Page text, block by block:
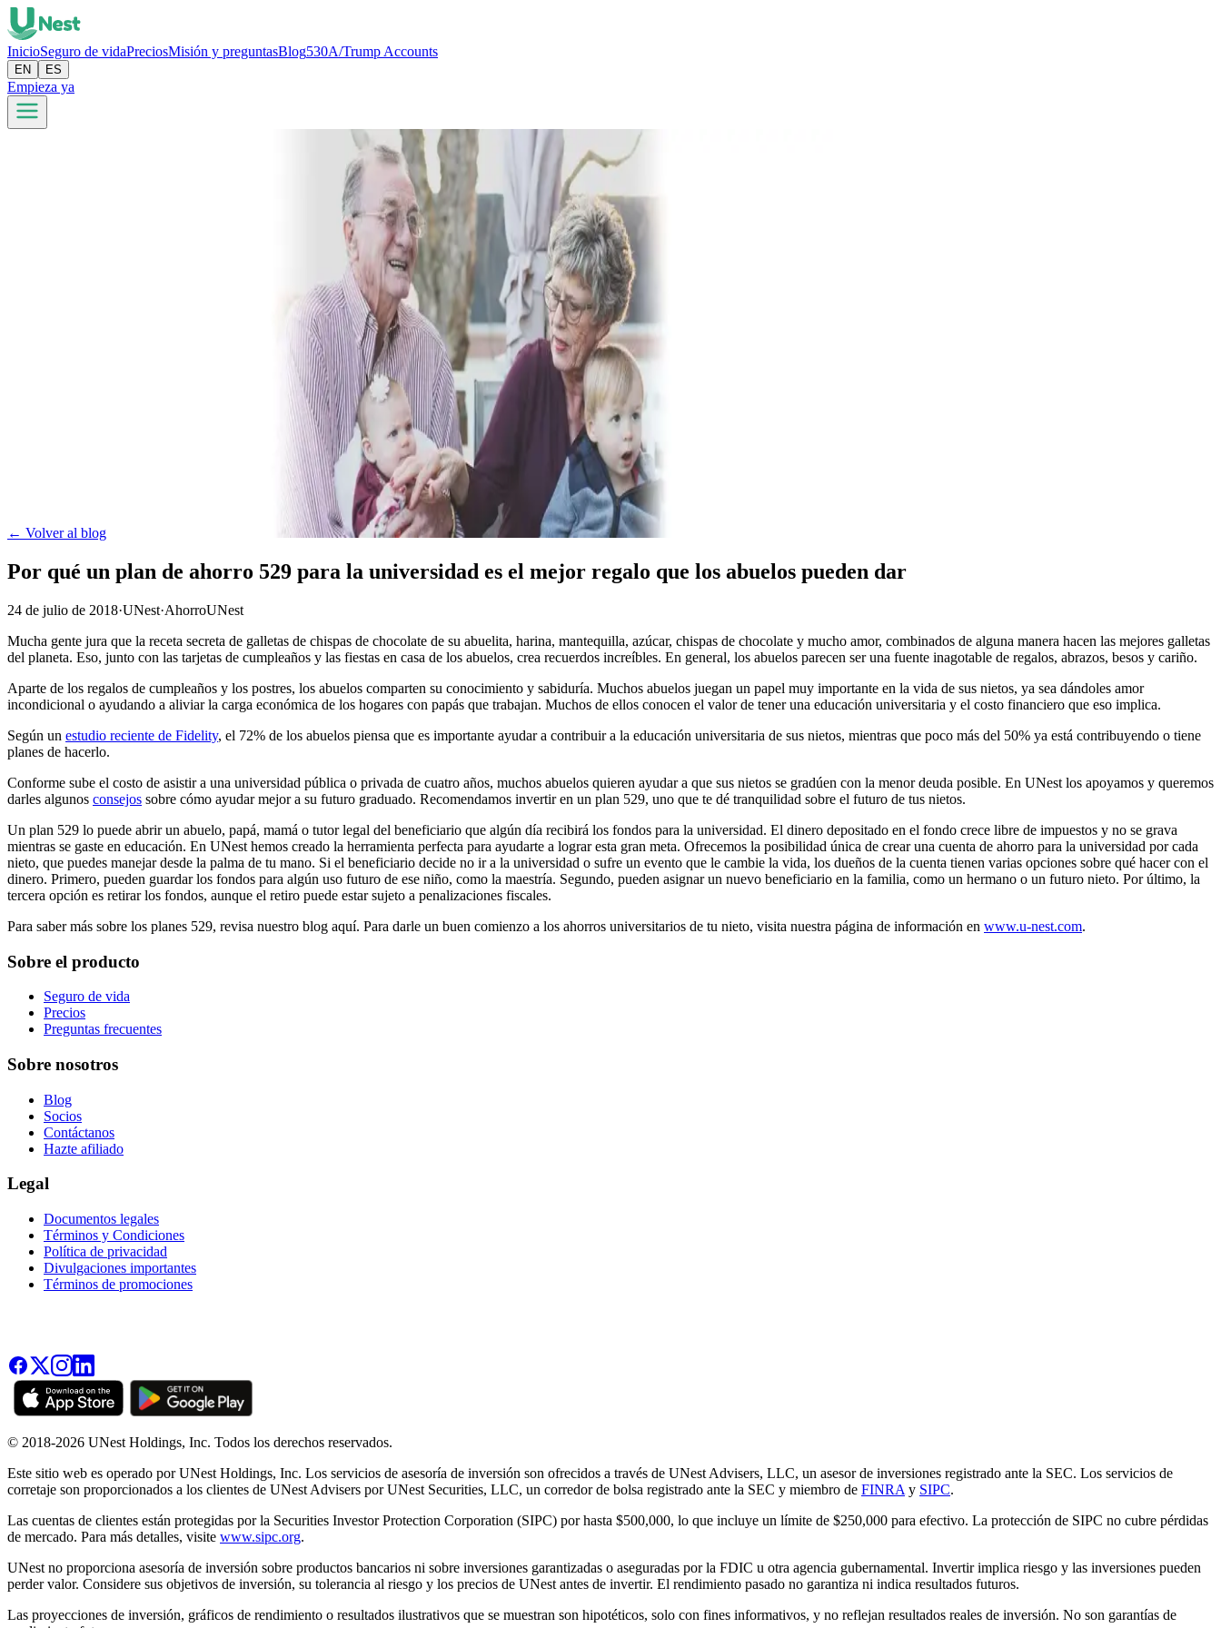
InicioSeguro de vidaPreciosMisión y preguntasBlog530A/Trump Accounts
EN ES
Empieza ya
← Volver al blog
Por qué un plan de ahorro 529 para la universidad es el mejor regalo que los abuelos pueden dar
24 de julio de 2018·UNest·AhorroUNest
Mucha gente jura que la receta secreta de galletas de chispas de chocolate de su abuelita, harina, mantequilla, azúcar, chispas de chocolate y mucho amor, combinados de alguna manera hacen las mejores galletas
del planeta. Eso, junto con las tarjetas de cumpleaños y las fiestas en casa de los abuelos, crea recuerdos increíbles. En general, los abuelos parecen ser una fuente inagotable de regalos, abrazos, besos y cariño.
Aparte de los regalos de cumpleaños y los postres, los abuelos comparten su conocimiento y sabiduría. Muchos abuelos juegan un papel muy importante en la vida de sus nietos, ya sea dándoles amor
incondicional o ayudando a aliviar la carga económica de los hogares con papás que trabajan. Muchos de ellos conocen el valor de tener una educación universitaria y el costo financiero que eso implica.
Según un estudio reciente de Fidelity, el 72% de los abuelos piensa que es importante ayudar a contribuir a la educación universitaria de sus nietos, mientras que poco más del 50% ya está contribuyendo o tiene
planes de hacerlo.
Conforme sube el costo de asistir a una universidad pública o privada de cuatro años, muchos abuelos quieren ayudar a que sus nietos se gradúen con la menor deuda posible. En UNest los apoyamos y queremos
darles algunos consejos sobre cómo ayudar mejor a su futuro graduado. Recomendamos invertir en un plan 529, uno que te dé tranquilidad sobre el futuro de tus nietos.
Un plan 529 lo puede abrir un abuelo, papá, mamá o tutor legal del beneficiario que algún día recibirá los fondos para la universidad. El dinero depositado en el fondo crece libre de impuestos y no se grava
mientras se gaste en educación. En UNest hemos creado la herramienta perfecta para ayudarte a lograr esta gran meta. Ofrecemos la posibilidad única de crear una cuenta de ahorro para la universidad por cada
nieto, que puedes manejar desde la palma de tu mano. Si el beneficiario decide no ir a la universidad o sufre un evento que le cambie la vida, los dueños de la cuenta tienen varias opciones sobre qué hacer con el
dinero. Primero, pueden guardar los fondos para algún uso futuro de ese niño, como la maestría. Segundo, pueden asignar un nuevo beneficiario en la familia, como un hermano o un futuro nieto. Por último, la
tercera opción es retirar los fondos, aunque el retiro puede estar sujeto a penalizaciones fiscales.
Para saber más sobre los planes 529, revisa nuestro blog aquí. Para darle un buen comienzo a los ahorros universitarios de tu nieto, visita nuestra página de información en www.u-nest.com.
Sobre el producto
Seguro de vida
Precios
Preguntas frecuentes
Sobre nosotros
Blog
Socios
Contáctanos
Hazte afiliado
Legal
Documentos legales
Términos y Condiciones
Política de privacidad
Divulgaciones importantes
Términos de promociones
© 2018-2026 UNest Holdings, Inc. Todos los derechos reservados.
Este sitio web es operado por UNest Holdings, Inc. Los servicios de asesoría de inversión son ofrecidos a través de UNest Advisers, LLC, un asesor de inversiones registrado ante la SEC. Los servicios de
corretaje son proporcionados a los clientes de UNest Advisers por UNest Securities, LLC, un corredor de bolsa registrado ante la SEC y miembro de FINRA y SIPC.
Las cuentas de clientes están protegidas por la Securities Investor Protection Corporation (SIPC) por hasta $500,000, lo que incluye un límite de $250,000 para efectivo. La protección de SIPC no cubre pérdidas
de mercado. Para más detalles, visite www.sipc.org.
UNest no proporciona asesoría de inversión sobre productos bancarios ni sobre inversiones garantizadas o aseguradas por la FDIC u otra agencia gubernamental. Invertir implica riesgo y las inversiones pueden
perder valor. Considere sus objetivos de inversión, su tolerancia al riesgo y los precios de UNest antes de invertir. El rendimiento pasado no garantiza ni indica resultados futuros.
Las proyecciones de inversión, gráficos de rendimiento o resultados ilustrativos que se muestran son hipotéticos, solo con fines informativos, y no reflejan resultados reales de inversión. No son garantías de